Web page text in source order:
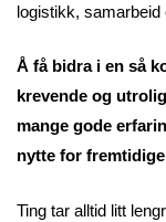
logistikk,
Å få bidra i en så
krevende og
mange gode
nytte for
Ting tar alltid litt